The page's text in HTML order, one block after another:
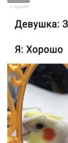
в архиве